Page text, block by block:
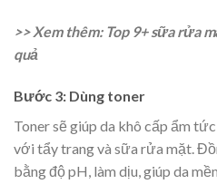
>> Xem thêm: Top 9+ sữa rửa
quả
Bước 3: Dùng toner
Toner sẽ giúp da khô cấp ẩm
với tẩy trang và sữa rửa mặt.
bằng độ pH, làm dịu, giúp da